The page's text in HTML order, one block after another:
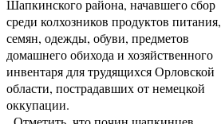
Шапкинского района, начавшего сбор
среди колхозников продуктов питания,
семян, одежды, обуви, предметов
домашнего обихода и хозяйственного
инвентаря для трудящихся Орловской
области, пострадавших от немецкой
оккупации.